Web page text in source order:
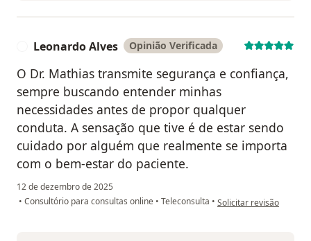
Leonardo Alves Opinião Verificada
O Dr. Mathias transmite segurança e confiança,
sempre buscando entender minhas
necessidades antes de propor qualquer
conduta. A sensação que tive é de estar sendo
cuidado por alguém que realmente se importa
com o bem-estar do paciente.
12 de dezembro de 2025
• Consultório para consultas online • Teleconsulta • na opinião do utilizador
Solicitar revisão